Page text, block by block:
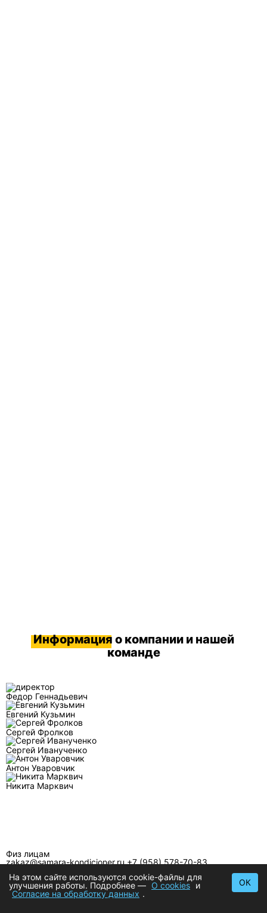
Информация о компании и нашей
команде
Федор Геннадьевич
Евгений Кузьмин
Сергей Фролков
Сергей Иванученко
Антон Уваровчик
Никита Марквич
Физ лицам
zakaz@samara-kondicioner.ru +7 (958) 578-70-83
b2b@samara-kondicioner.ru +7 (958) 578-70-83 (доб. 01)
Предложения сотрудничества
info@samara-kondicioner.ru +7 (958) 578-70-83 (доб. 02)
На этом сайте используются cookie-файлы для
улучшения работы. Подробнее — О cookies и
Согласие на обработку данных .
ОК